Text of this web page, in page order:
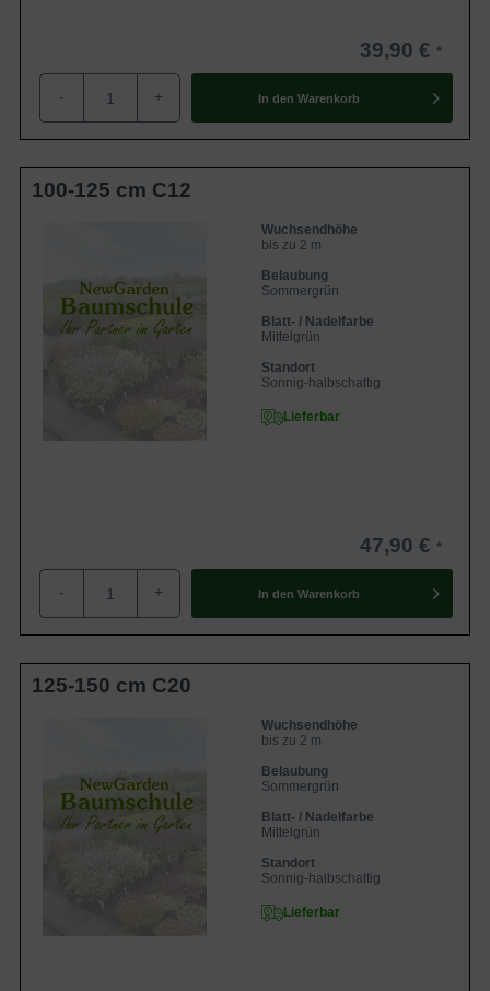
39,90 €
- + In den Warenkorb
100-125 cm C12
Wuchsendhöhe
bis zu 2 m
Belaubung
Sommergrün
Blatt- / Nadelfarbe
Mittelgrün
Standort
Sonnig-halbschattig
Lieferbar
47,90 €
- + In den Warenkorb
125-150 cm C20
Wuchsendhöhe
bis zu 2 m
Belaubung
Sommergrün
Blatt- / Nadelfarbe
Mittelgrün
Standort
Sonnig-halbschattig
Lieferbar